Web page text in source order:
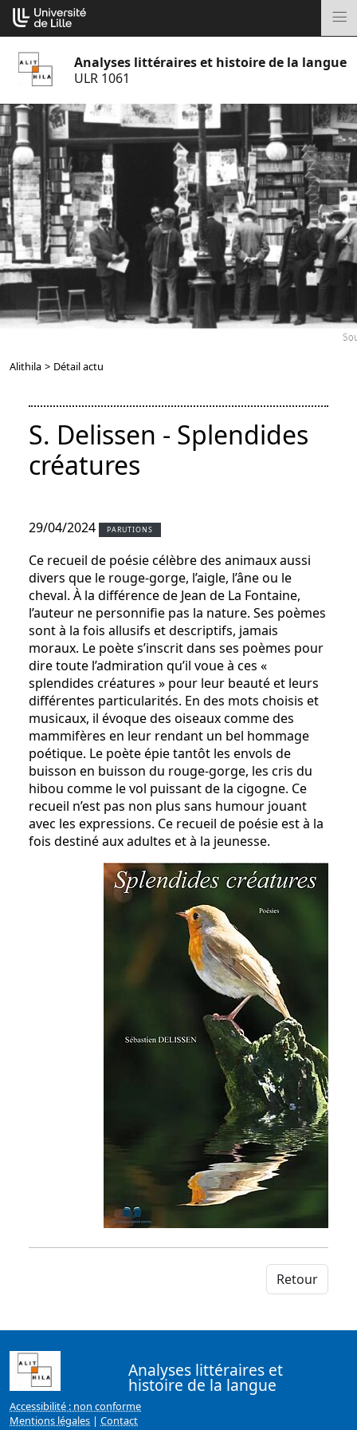
Aller
au
Analyses littéraires et histoire de la langue
ULR 1061
Alithila > Détail actu
S. Delissen - Splendides
créatures
29/04/2024 PARUTIONS
Ce recueil de poésie célèbre des animaux aussi
divers que le rouge-gorge, l’aigle, l’âne ou le
cheval. À la différence de Jean de La Fontaine,
l’auteur ne personnifie pas la nature. Ses poèmes
sont à la fois allusifs et descriptifs, jamais
moraux. Le poète s’inscrit dans ses poèmes pour
dire toute l’admiration qu’il voue à ces «
splendides créatures » pour leur beauté et leurs
différentes particularités. En des mots choisis et
musicaux, il évoque des oiseaux comme des
mammifères en leur rendant un bel hommage
poétique. Le poète épie tantôt les envols de
buisson en buisson du rouge-gorge, les cris du
hibou comme le vol puissant de la cigogne. Ce
recueil n’est pas non plus sans humour jouant
avec les expressions. Ce recueil de poésie est à la
fois destiné aux adultes et à la jeunesse.
Retour
Analyses littéraires et
histoire de la langue
Accessibilité : non conforme
Mentions légales | Contact
Cookies management panel